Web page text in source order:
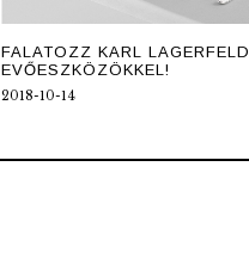
FALATOZZ KARL LAGERFELD
EVŐESZKÖZÖKKEL!
2018-10-14